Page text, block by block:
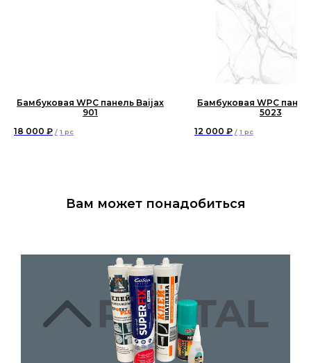
Бамбуковая WPC панель Baijax
901
18 000 ₽ / 1 pc
Бамбуковая WPC
5023
12 000 ₽ / 1 pc
Вам может понадобиться